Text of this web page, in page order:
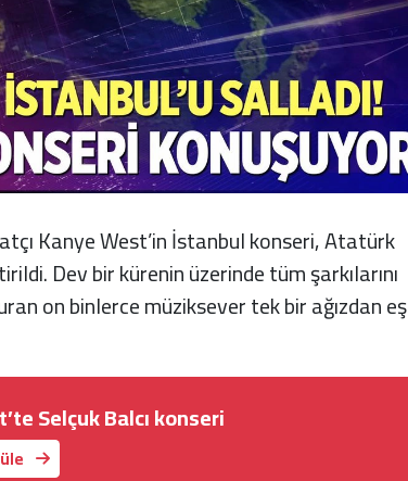
Kanye West’in İstanbul konseri, Atatürk
Dev bir kürenin üzerinde tüm şarkılarını
on binlerce müziksever tek bir ağızdan
Selçuk Balcı konseri